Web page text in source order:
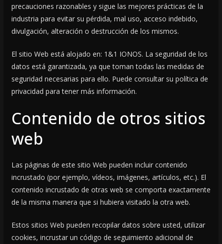
precauciones razonables y sigue las mejores prácticas de la
industria para evitar su pérdida, mal uso, acceso indebido,
divulgación, alteración o destrucción de los mismos.
El sitio Web está alojado en: 1&1 IONOS. La seguridad de los
datos está garantizada, ya que toman todas las medidas de
seguridad necesarias para ello. Puede consultar su política de
privacidad para tener más información.
Contenido de otros sitios
web
Las páginas de este sitio Web pueden incluir contenido
incrustado (por ejemplo, vídeos, imágenes, artículos, etc.). El
contenido incrustado de otras web se comporta exactamente
de la misma manera que si hubiera visitado la otra web.
Estos sitios Web pueden recopilar datos sobre usted, utilizar
cookies, incrustar un código de seguimiento adicional de